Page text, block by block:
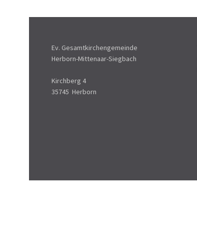
Ev. Gesamtkirchengemeinde
Herborn-Mittenaar-Siegbach
Kirchberg 4
35745 Herborn